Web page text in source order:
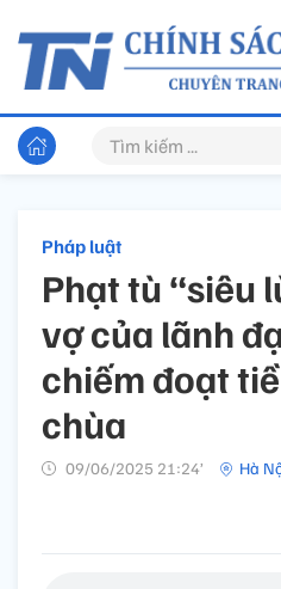
Pháp luật
Phạt tù “siêu
vợ của lãnh
chiếm đoạt
chùa
09/06/2025 21:24’ Hà